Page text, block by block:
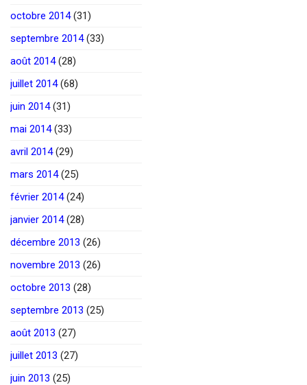
octobre 2014(31)
septembre 2014(33)
août 2014(28)
juillet 2014(68)
juin 2014(31)
mai 2014(33)
avril 2014(29)
mars 2014(25)
février 2014(24)
janvier 2014(28)
décembre 2013 (26)
novembre 2013 (26)
octobre 2013 (28)
septembre 2013 (25)
août 2013 (27)
juillet 2013 (27)
juin 2013 (25)